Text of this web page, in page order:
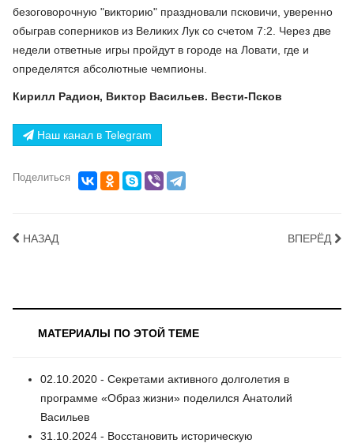
безоговорочную "викторию" праздновали псковичи, уверенно
обыграв соперников из Великих Лук со счетом 7:2. Через две
недели ответные игры пройдут в городе на Ловати, где и
определятся абсолютные чемпионы.
Кирилл Радион, Виктор Васильев. Вести-Псков
Наш канал в Telegram
Поделиться
НАЗАД ВПЕРЁД
МАТЕРИАЛЫ ПО ЭТОЙ ТЕМЕ
02.10.2020 - Секретами активного долголетия в
программе «Образ жизни» поделился Анатолий
Васильев
31.10.2024 - Восстановить историческую